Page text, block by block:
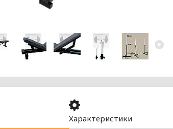
Характеристики